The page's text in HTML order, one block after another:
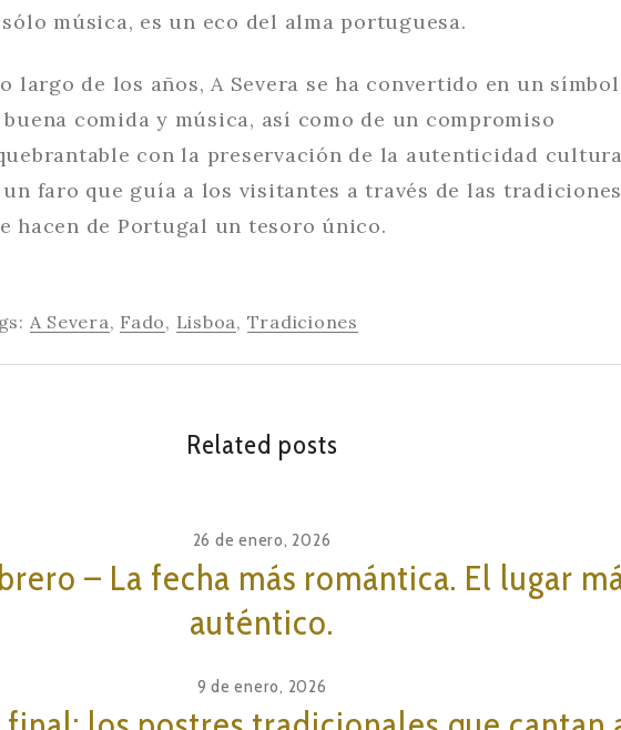
sólo música, es un eco del alma portuguesa.
largo de los años, A Severa se ha convertido en un
buena comida y música, así como de un compromiso
con la preservación de la autenticidad
un faro que guía a los visitantes a través de las tradiciones
hacen de Portugal un tesoro único.
A Severa, Fado, Lisboa, Tradiciones
Related posts
26 de enero, 2026
– La fecha más romántica. El lugar
auténtico.
9 de enero, 2026